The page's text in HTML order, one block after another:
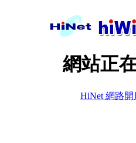
網站正
HiNet 網路